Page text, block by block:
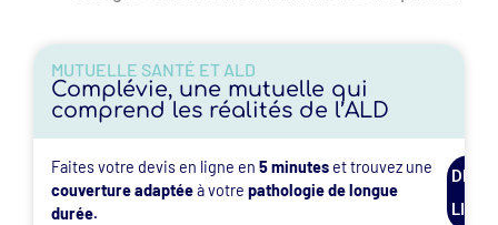
MUTUELLE SANTÉ ET ALD
Complévie, une mutuelle qui
comprend les réalités de l’ALD
Faites votre devis en ligne en 5 minuteset trouvez une
couverture adaptéeà votre pathologie de longue
durée.
DEVIS
LIGNE